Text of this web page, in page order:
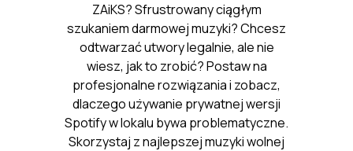
ZAiKS? Sfrustrowany ciągłym
szukaniem darmowej muzyki? Chcesz
odtwarzać utwory legalnie, ale nie
wiesz, jak to zrobić? Postaw na
profesjonalne rozwiązania i zobacz,
dlaczego używanie prywatnej wersji
Spotify w lokalu bywa problematyczne.
Skorzystaj z najlepszej muzyki wolnej